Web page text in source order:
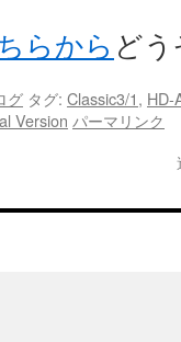
らから ど
グ タグ: Classic3/1, HD-
Version パーマリンク